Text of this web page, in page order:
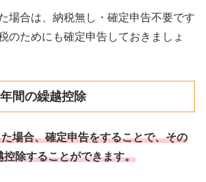
場合は、納税無し・確定申告不要です
のためにも確定申告しておきましょ
間の繰越控除
場合、確定申告をすることで、その
控除することができます。